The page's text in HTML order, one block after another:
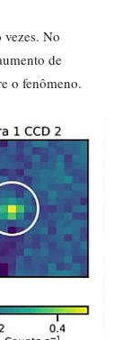
No
de
o fenômeno.